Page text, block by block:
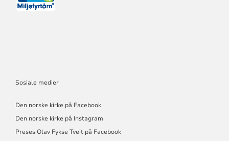
Sosiale medier
Den norske kirke på Facebook
Den norske kirke på Instagram
Preses Olav Fykse Tveit på Facebook